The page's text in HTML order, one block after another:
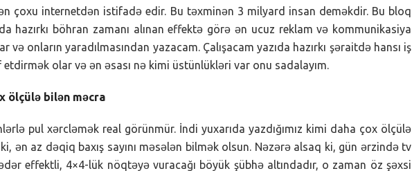
çoxu internetdən istifadə edir. Bu təxminən 3 milyard insan deməkdir. Bu bloq
hazırkı böhran zamanı alınan effektə görə ən ucuz reklam və kommunikasiya
və onların yaradılmasından yazacam. Çalışacam yazıda hazırkı şəraitdə hansı iş
olar və ən əsası nə kimi üstünlükləri var onu sadalayım.
ölçülə bilən məcra
pul xərcləmək real görünmür. İndi yuxarıda yazdığımız kimi daha çox ölçülə
ən az dəqiq baxış sayını məsələn bilmək olsun. Nəzərə alsaq ki, gün ərzində tv
effektli, 4×4-lük nöqtəyə vuracağı böyük şübhə altındadır, o zaman öz şəxsi